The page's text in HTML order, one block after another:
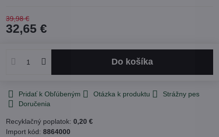
39,98 €
32,65 €
Do košíka
Pridať k Obľúbeným Otázka k produktu
Strážny pes
Doručenia
Recyklačný poplatok: 0,20 €
Import kód: 8864000